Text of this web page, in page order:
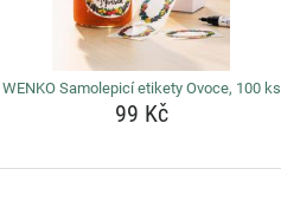
WENKO Samolepicí etikety Ovoce, 100 ks
99 Kč